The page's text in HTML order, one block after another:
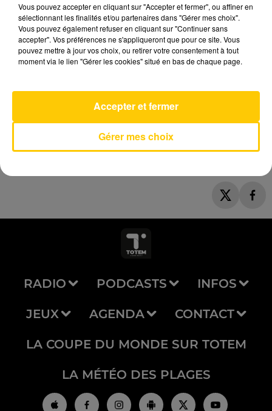
KATY PERRY
RADIO PODCASTS INFOS
JEUX AGENDA CONTACT
LA COUPE DU MONDE SUR TOTEM
LA MÉTÉO DES PLAGES
Vous pouvez accepter en cliquant sur "Accepter et fermer", ou affiner en
sélectionnant les finalités et/ou partenaires dans "Gérer mes choix".
Vous pouvez également refuser en cliquant sur "Continuer sans
accepter". Vos préférences ne s'appliqueront que pour ce site. Vous
pouvez mettre à jour vos choix, ou retirer votre consentement à tout
moment via le lien "Gérer les cookies" situé en bas de chaque page.
Gérer mes choix
Accepter et fermer